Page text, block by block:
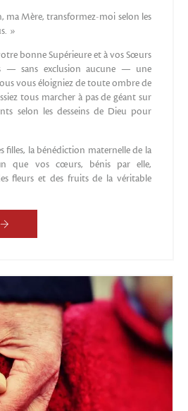
ma Mère, transformez-moi selon les
»
bonne Supérieure et à vos Sœurs
— sans exclusion aucune — une
vous éloigniez de toute ombre de
tous marcher à pas de géant sur
selon les desseins de Dieu pour
filles, la bénédiction maternelle de la
que vos cœurs, bénis par elle,
fleurs et des fruits de la véritable